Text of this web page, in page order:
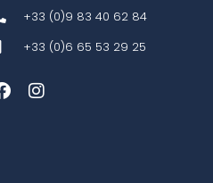
+33 (0)9 83 40 62 84
+33 (0)6 65 53 29 25